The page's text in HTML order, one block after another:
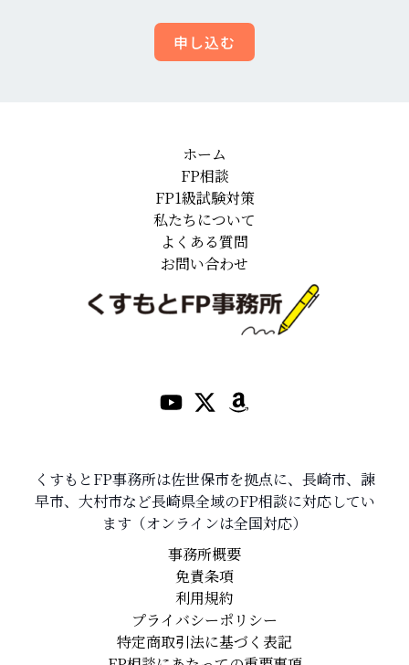
申し込む
ホーム
FP相談
FP1級試験対策
私たちについて
よくある質問
お問い合わせ
くすもとFP事務所は佐世保市を拠点に、長崎市、諫
早市、大村市など長崎県全域のFP相談に対応してい
ます（オンラインは全国対応）
事務所概要
免責条項
利用規約
プライバシーポリシー
特定商取引法に基づく表記